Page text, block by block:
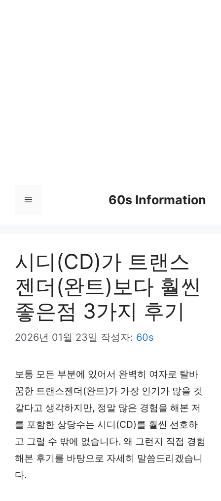
60s Information
메
시디(CD)가 트랜스
젠더(완트)보다 훨씬
좋은점 3가지 후기
2026년 01월 23일 작성자: 60s
보통 모든 부분에 있어서 완벽히 여자로 탈바
꿈한 트랜스젠더(완트)가 가장 인기가 많을 것
같다고 생각하지만, 정말 많은 경험을 해본 저
를 포함한 상당수는 시디(CD)를 훨씬 선호하
고 그럴 수 밖에 없습니다. 왜 그런지 직접 경험
해본 후기를 바탕으로 자세히 말씀드리겠습니
다.